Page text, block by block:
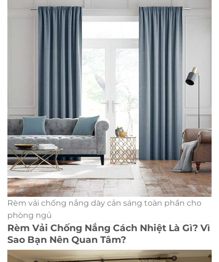
Rèm vải chống nắng dày cản sáng toàn phần cho
phòng ngủ
Rèm Vải Chống Nắng Cách Nhiệt Là Gì? Vì
Sao Bạn Nên Quan Tâm?